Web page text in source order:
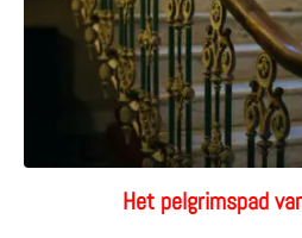
Het pelgrimspad